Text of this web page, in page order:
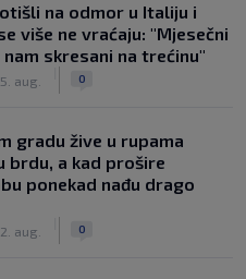
na odmor u Italiju i
više ne vraćaju: "Mjesečni
skresani na trećinu"
5. aug. 0
gradu žive u rupama
brdu, a kad prošire
ponekad nađu drago
2. aug. 0